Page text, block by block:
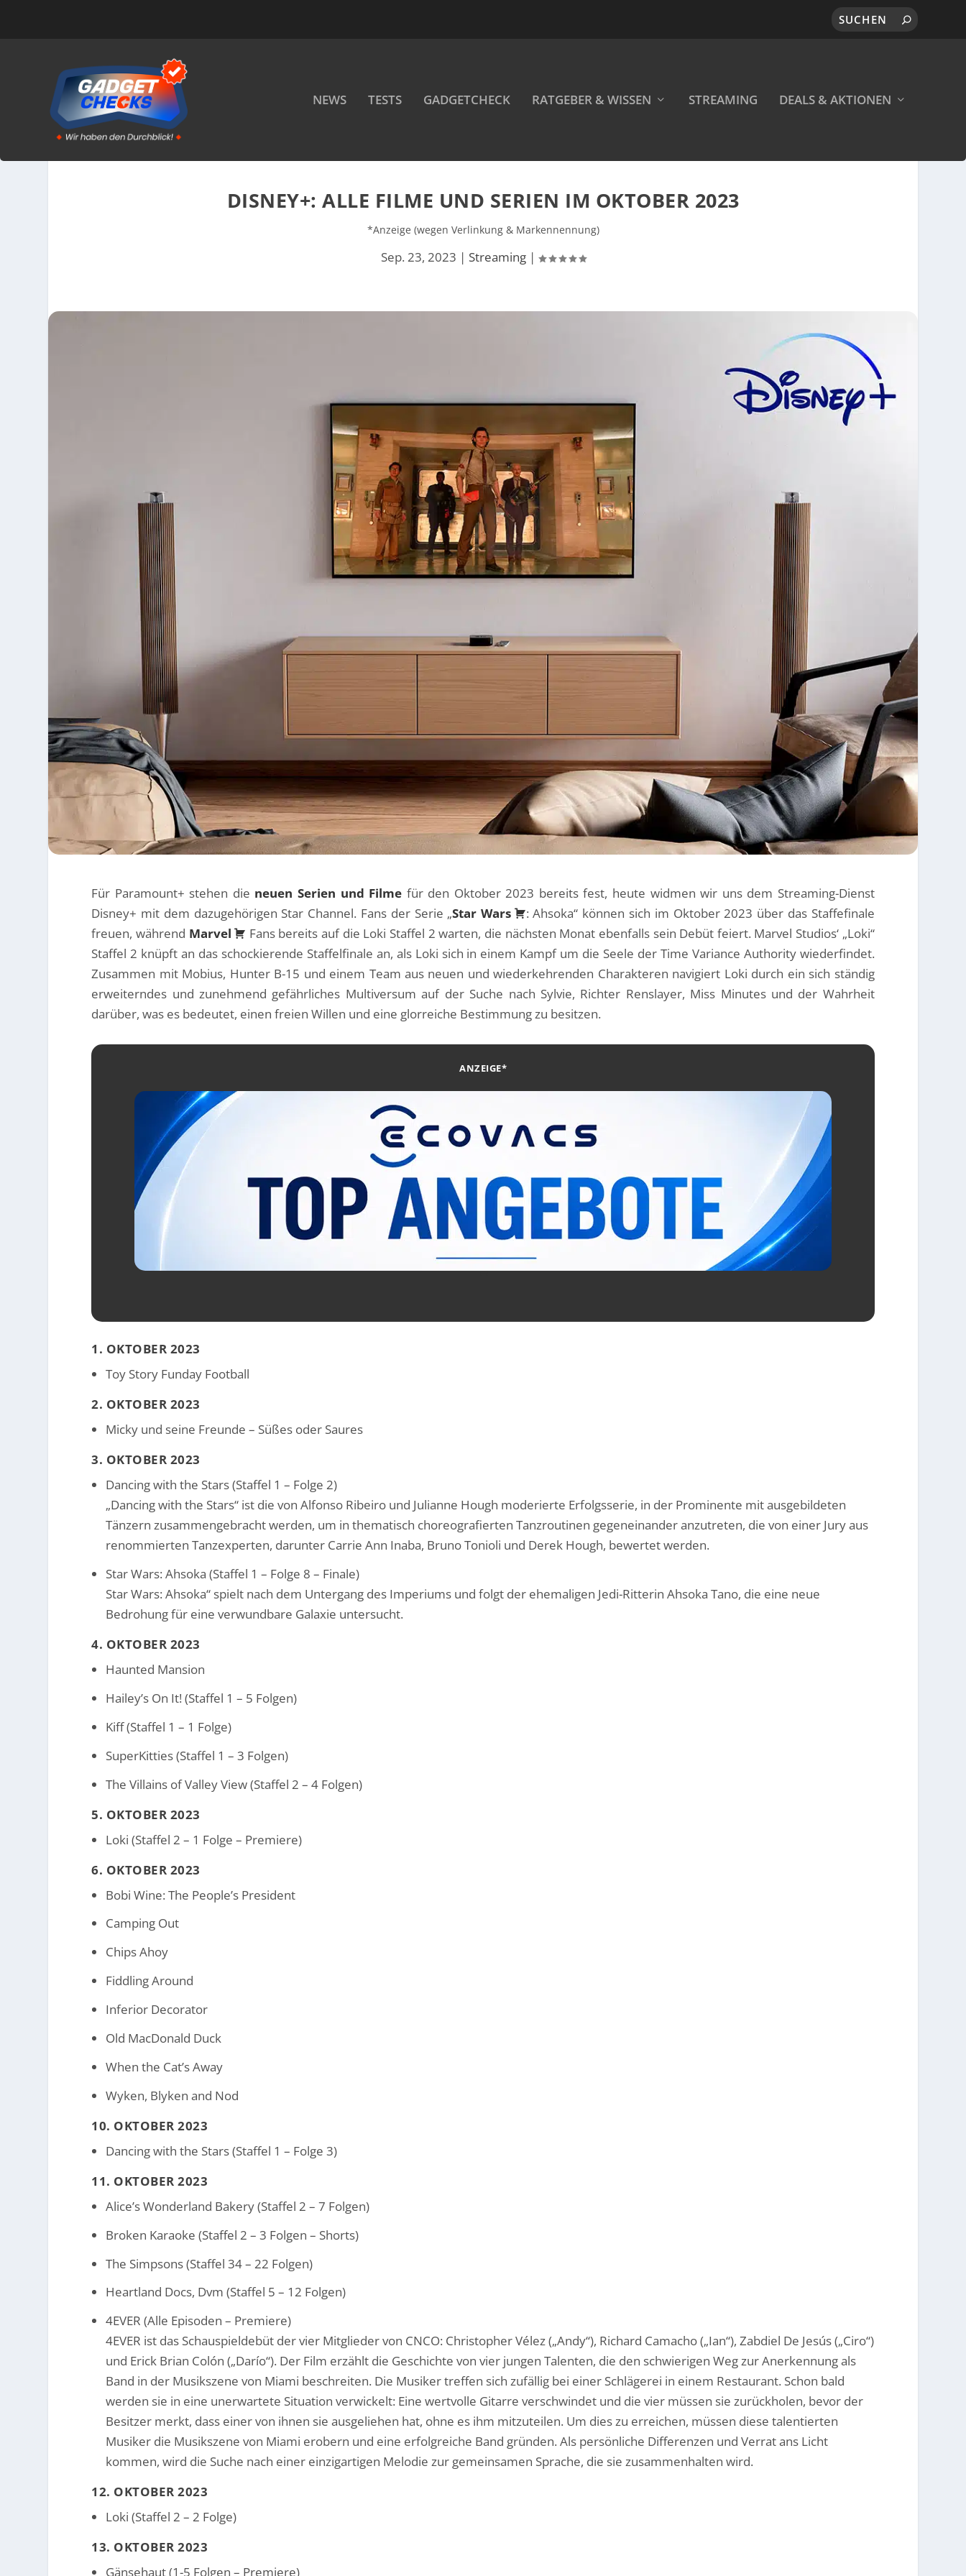
NEWS TESTS GADGETCHECK RATGEBER & WISSEN STREAMING DEALS & AKTIONEN
DISNEY+: ALLE FILME UND SERIEN IM OKTOBER 2023
*Anzeige (wegen Verlinkung & Markennennung)
Sep. 23, 2023 | Streaming|
Für Paramount+ stehen die neuen Serien und Filme für den Oktober 2023 bereits fest, heute widmen wir uns dem Streaming-Dienst
Disney+ mit dem dazugehörigen Star Channel. Fans der Serie „Star Wars
: Ahsoka“ können sich im Oktober 2023 über das Staffefinale
freuen, während Marvel
Fans bereits auf die Loki Staffel 2 warten, die nächsten Monat ebenfalls sein Debüt feiert. Marvel Studios‘ „Loki“
Staffel 2 knüpft an das schockierende Staffelfinale an, als Loki sich in einem Kampf um die Seele der Time Variance Authority wiederfindet.
Zusammen mit Mobius, Hunter B-15 und einem Team aus neuen und wiederkehrenden Charakteren navigiert Loki durch ein sich ständig
erweiterndes und zunehmend gefährliches Multiversum auf der Suche nach Sylvie, Richter Renslayer, Miss Minutes und der Wahrheit
darüber, was es bedeutet, einen freien Willen und eine glorreiche Bestimmung zu besitzen.
ANZEIGE*
1. OKTOBER 2023
Toy Story Funday Football
2. OKTOBER 2023
Micky und seine Freunde – Süßes oder Saures
3. OKTOBER 2023
Dancing with the Stars (Staffel 1 – Folge 2)
„Dancing with the Stars“ ist die von Alfonso Ribeiro und Julianne Hough moderierte Erfolgsserie, in der Prominente mit ausgebildeten
Tänzern zusammengebracht werden, um in thematisch choreografierten Tanzroutinen gegeneinander anzutreten, die von einer Jury aus
renommierten Tanzexperten, darunter Carrie Ann Inaba, Bruno Tonioli und Derek Hough, bewertet werden.
Star Wars: Ahsoka (Staffel 1 – Folge 8 – Finale)
Star Wars: Ahsoka“ spielt nach dem Untergang des Imperiums und folgt der ehemaligen Jedi-Ritterin Ahsoka Tano, die eine neue
Bedrohung für eine verwundbare Galaxie untersucht.
4. OKTOBER 2023
Haunted Mansion
Hailey’s On It! (Staffel 1 – 5 Folgen)
Kiff (Staffel 1 – 1 Folge)
SuperKitties (Staffel 1 – 3 Folgen)
The Villains of Valley View (Staffel 2 – 4 Folgen)
5. OKTOBER 2023
Loki (Staffel 2 – 1 Folge – Premiere)
6. OKTOBER 2023
Bobi Wine: The People’s President
Camping Out
Chips Ahoy
Fiddling Around
Inferior Decorator
Old MacDonald Duck
When the Cat’s Away
Wyken, Blyken and Nod
10. OKTOBER 2023
Dancing with the Stars (Staffel 1 – Folge 3)
11. OKTOBER 2023
Alice’s Wonderland Bakery (Staffel 2 – 7 Folgen)
Broken Karaoke (Staffel 2 – 3 Folgen – Shorts)
The Simpsons (Staffel 34 – 22 Folgen)
Heartland Docs, Dvm (Staffel 5 – 12 Folgen)
4EVER (Alle Episoden – Premiere)
4EVER ist das Schauspieldebüt der vier Mitglieder von CNCO: Christopher Vélez („Andy“), Richard Camacho („Ian“), Zabdiel De Jesús („Ciro“)
und Erick Brian Colón („Darío“). Der Film erzählt die Geschichte von vier jungen Talenten, die den schwierigen Weg zur Anerkennung als
Band in der Musikszene von Miami beschreiten. Die Musiker treffen sich zufällig bei einer Schlägerei in einem Restaurant. Schon bald
werden sie in eine unerwartete Situation verwickelt: Eine wertvolle Gitarre verschwindet und die vier müssen sie zurückholen, bevor der
Besitzer merkt, dass einer von ihnen sie ausgeliehen hat, ohne es ihm mitzuteilen. Um dies zu erreichen, müssen diese talentierten
Musiker die Musikszene von Miami erobern und eine erfolgreiche Band gründen. Als persönliche Differenzen und Verrat ans Licht
kommen, wird die Suche nach einer einzigartigen Melodie zur gemeinsamen Sprache, die sie zusammenhalten wird.
12. OKTOBER 2023
Loki (Staffel 2 – 2 Folge)
13. OKTOBER 2023
Gänsehaut (1-5 Folgen – Premiere)